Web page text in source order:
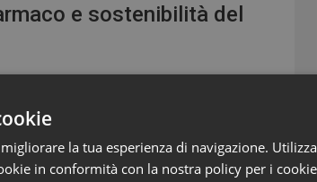
e sostenibilità del
– Industrie Farmaci Accessibili
firmato un accordo per promuovere un
di collaborazione tra mondo
la tua esperienza di navigazione.
in conformità con la nostra policy per i